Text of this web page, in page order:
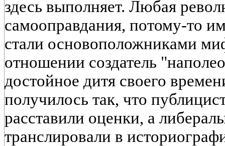
здесь выполняет. Любая
самооправдания, потому-то
стали основоположниками
отношении создатель
достойное дитя своего
получилось так, что
расставили оценки, а
транслировали в